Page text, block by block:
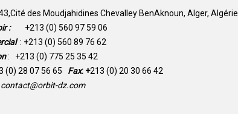
des Moudjahidines Chevalley BenAknoun, Alger, Algérie
: +213 (0) 560 97 59 06
: +213 (0) 560 89 76 62
: +213 (0) 775 25 35 42
(0) 28 07 56 65 Fax: +213 (0) 20 30 66 42
contact@orbit-dz.com